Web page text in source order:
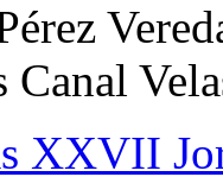
Canal
XXVII